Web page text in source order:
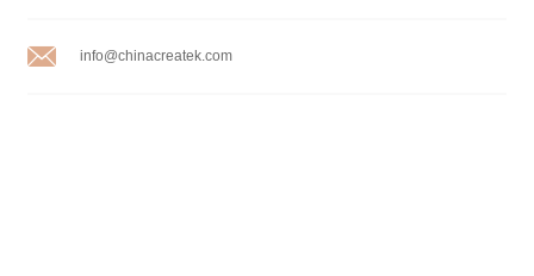
info@chinacreatek.com